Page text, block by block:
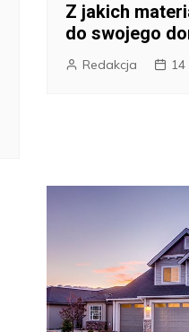
Z jakich
do swojego
Redakcja